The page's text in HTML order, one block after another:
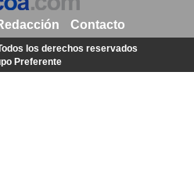
Contacto
los derechos reservados
Preferente